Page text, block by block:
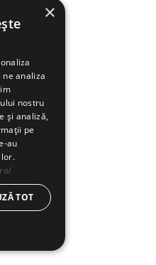
×
analiza
nostru
și analiză,
pe
au
TOT